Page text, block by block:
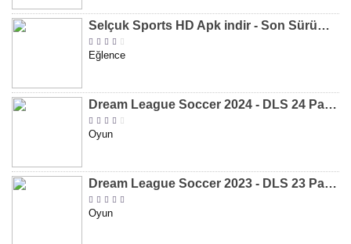
Selçuk Sports HD Apk indir - Son Sürüm 2024 [2.0.1.9]
Eğlence
Dream League Soccer 2024 - DLS 24 Para Hileli MOD APK indir [v11.050]
Oyun
Dream League Soccer 2023 - DLS 23 Para Hileli MOD APK [v11.020]
Oyun